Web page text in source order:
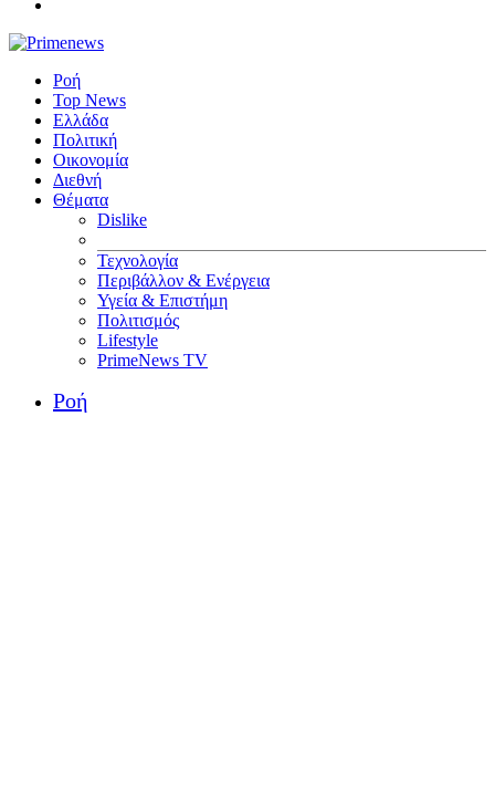
Ροή
Top News
Ελλάδα
Πολιτική
Οικονομία
Διεθνή
Θέματα
Dislike
Τεχνολογία
Περιβάλλον & Ενέργεια
Υγεία & Επιστήμη
Πολιτισμός
Lifestyle
PrimeNews TV
Ροή